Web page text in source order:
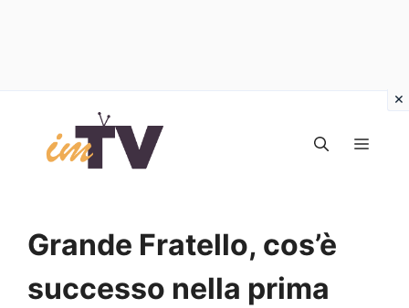
contenuto
Grande Fratello, cos’è
successo nella prima